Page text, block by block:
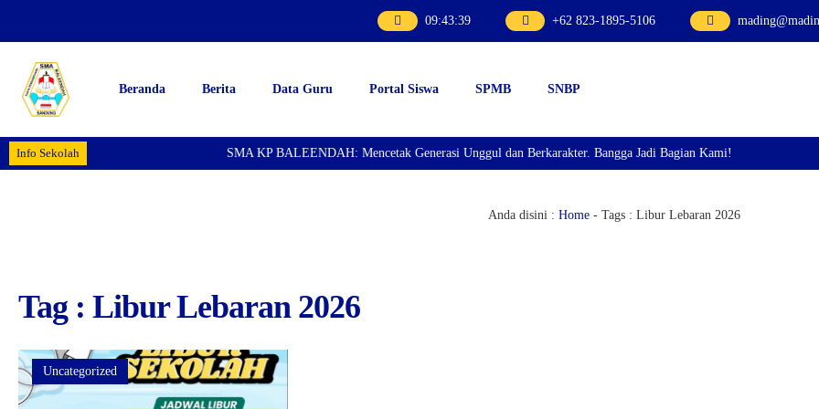
09:43:39 +62 823-1895-5106
Beranda Berita Data Guru Portal Siswa SPMB SNBP
Info Sekolah SMA KP BALEENDAH: Mencetak Generasi Unggul dan Berkarakter. Bangga Jadi Bagian Kami!
Anda disini : Home - Tags : Libur Lebaran 2026
Tag : Libur Lebaran 2026
Uncategorized